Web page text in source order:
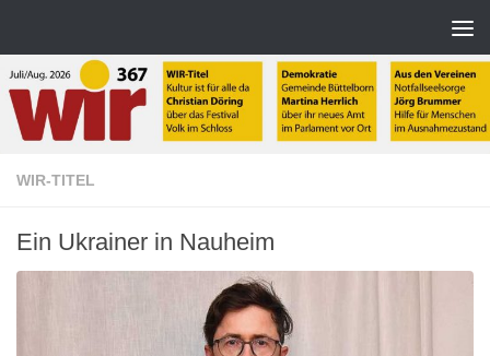
WIR-TITEL
Ein Ukrainer in Nauheim